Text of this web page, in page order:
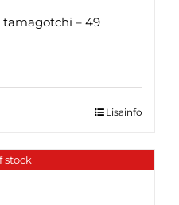
– 49
Lisainfo
stock